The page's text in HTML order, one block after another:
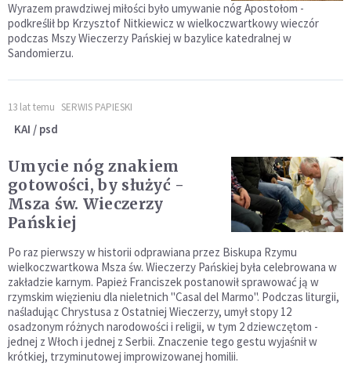
Wyrazem prawdziwej miłości było umywanie nóg Apostołom -
podkreślił bp Krzysztof Nitkiewicz w wielkoczwartkowy wieczór
podczas Mszy Wieczerzy Pańskiej w bazylice katedralnej w
Sandomierzu.
13 lat temu SERWIS PAPIESKI
KAI / psd
Umycie nóg znakiem
gotowości, by służyć -
Msza św. Wieczerzy
Pańskiej
Po raz pierwszy w historii odprawiana przez Biskupa Rzymu
wielkoczwartkowa Msza św. Wieczerzy Pańskiej była celebrowana w
zakładzie karnym. Papież Franciszek postanowił sprawować ją w
rzymskim więzieniu dla nieletnich "Casal del Marmo". Podczas liturgii,
naśladując Chrystusa z Ostatniej Wieczerzy, umył stopy 12
osadzonym różnych narodowości i religii, w tym 2 dziewczętom -
jednej z Włoch i jednej z Serbii. Znaczenie tego gestu wyjaśnił w
krótkiej, trzyminutowej improwizowanej homilii.